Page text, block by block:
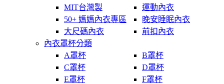
MIT台灣製
運動內衣
50+ 媽媽內衣專區
晚安睡眠內衣
大尺碼內衣
前扣內衣
內衣罩杯分類
A罩杯
B罩杯
C罩杯
D罩杯
E罩杯
F罩杯